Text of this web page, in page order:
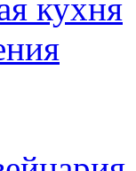
кухня